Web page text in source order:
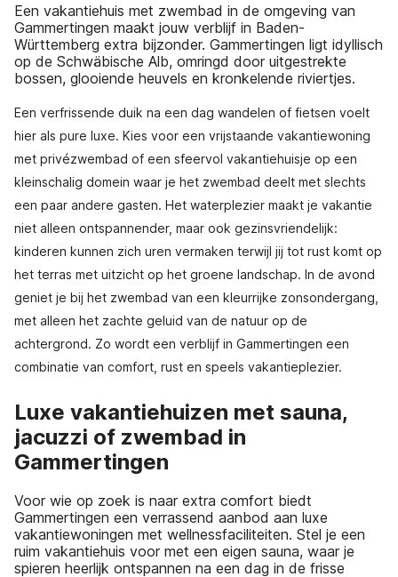
Een vakantiehuis met zwembad in de omgeving van
Gammertingen maakt jouw verblijf in Baden-
Württemberg extra bijzonder. Gammertingen ligt idyllisch
op de Schwäbische Alb, omringd door uitgestrekte
bossen, glooiende heuvels en kronkelende riviertjes.
Een verfrissende duik na een dag wandelen of fietsen voelt
hier als pure luxe. Kies voor een vrijstaande vakantiewoning
met privézwembad of een sfeervol vakantiehuisje op een
kleinschalig domein waar je het zwembad deelt met slechts
een paar andere gasten. Het waterplezier maakt je vakantie
niet alleen ontspannender, maar ook gezinsvriendelijk:
kinderen kunnen zich uren vermaken terwijl jij tot rust komt op
het terras met uitzicht op het groene landschap. In de avond
geniet je bij het zwembad van een kleurrijke zonsondergang,
met alleen het zachte geluid van de natuur op de
achtergrond. Zo wordt een verblijf in Gammertingen een
combinatie van comfort, rust en speels vakantieplezier.
Luxe vakantiehuizen met sauna,
jacuzzi of zwembad in
Gammertingen
Voor wie op zoek is naar extra comfort biedt
Gammertingen een verrassend aanbod aan luxe
vakantiewoningen met wellnessfaciliteiten. Stel je een
ruim vakantiehuis voor met een eigen sauna, waar je
spieren heerlijk ontspannen na een dag in de frisse